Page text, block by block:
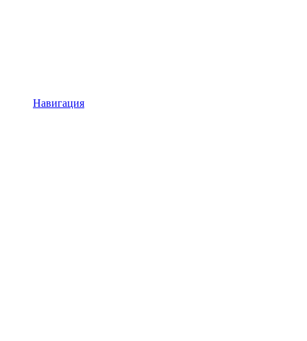
Навигация